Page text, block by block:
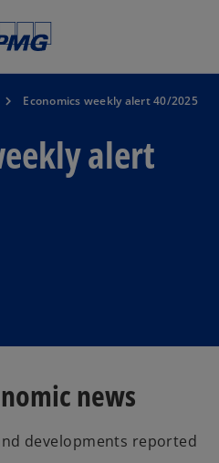
Economics weekly alert 40/2025
alert
news
developments reported